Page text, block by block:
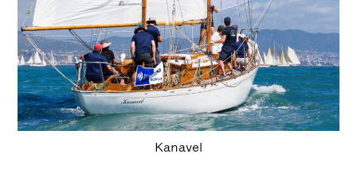
Kanavel